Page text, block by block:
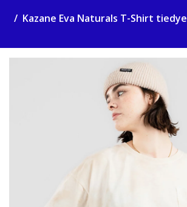
Kazane Eva Naturals T-Shirt tiedye